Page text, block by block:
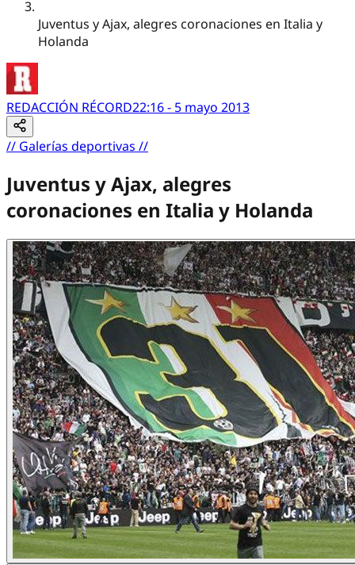
Juventus y Ajax, alegres coronaciones en Italia y
Holanda
REDACCIÓN RÉCORD22:16 - 5 mayo 2013
// Galerías deportivas //
Juventus y Ajax, alegres
coronaciones en Italia y Holanda